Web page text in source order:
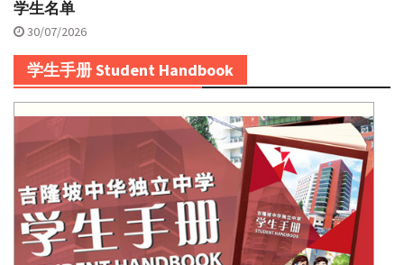
学生名单
30/07/2026
学生手册 Student Handbook